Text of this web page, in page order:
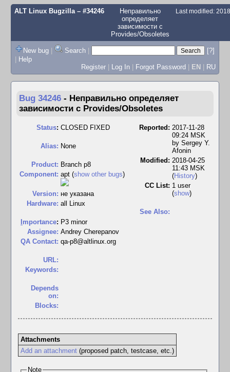
ALT Linux Bugzilla– #34246
Неправильно
определяет
зависимости с
Provides/Obsoletes
Last modified:
New bug | Search |
[?]
| Help
Register | Log In | Forgot Password | EN | RU
Bug 34246 - Неправильно определяет
зависимости с Provides/Obsoletes
Status: CLOSED FIXED
Alias: None
Product: Branch p8
Component: apt (show other bugs)
Version: не указана
Hardware: all Linux
mportance: P3 minor
Assignee: Andrey Cherepanov
QA Contact: qa-p8@altlinux.org
URL:
Keywords:
Depends
on:
Blocks:
Reported: 2017-11-28
09:24 MSK
by Sergey Y.
Afonin
Modified: 2018-04-25
11:43 MSK
(History)
CC List: 1 user
(show)
See Also:
Attachments
Add an attachment(proposed patch, testcase, etc.)
Note